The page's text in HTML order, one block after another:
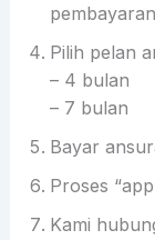
pembayaran
Pilih pelan
– 4 bulan
– 7 bulan
Bayar
Proses
Kami